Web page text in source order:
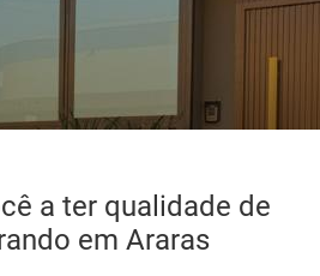
a ter qualidade de
em Araras